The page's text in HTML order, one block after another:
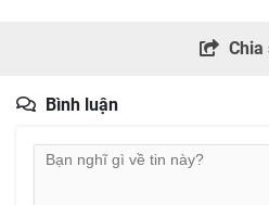
Chia
Bình luận